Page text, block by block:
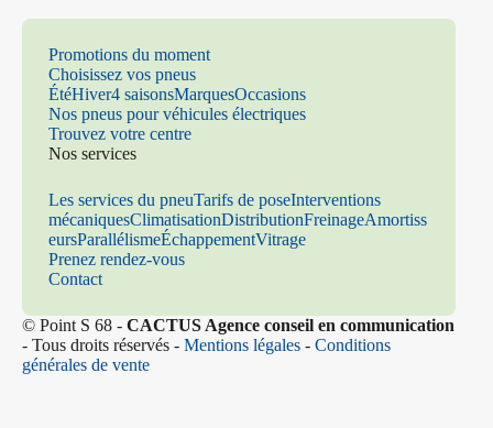
Promotions du moment
Choisissez vos pneus
ÉtéHiver4 saisonsMarquesOccasions
Nos pneus pour véhicules électriques
Trouvez votre centre
Nos services
Les services du pneuTarifs de poseInterventions
mécaniquesClimatisationDistributionFreinageAmortiss
eursParallélismeÉchappementVitrage
Prenez rendez-vous
Contact
© Point S 68 - CACTUS Agence conseil en communication
- Tous droits réservés - Mentions légales - Conditions
générales de vente